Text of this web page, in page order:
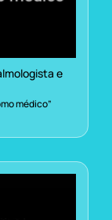
e
médico”